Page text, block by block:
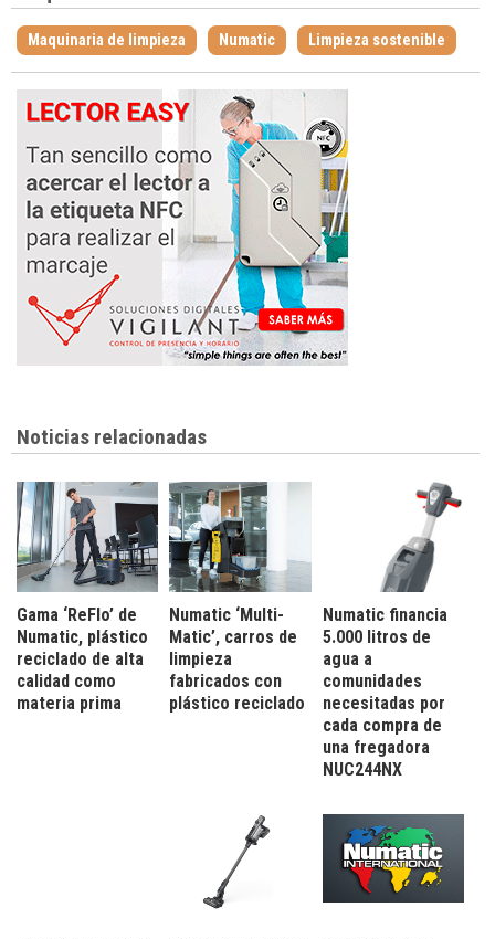
Maquinaria de limpieza Numatic Limpieza sostenible
Noticias relacionadas
Gama ‘ReFlo’ de
Numatic, plástico
reciclado de alta
calidad como
materia prima
Numatic ‘Multi-
Matic’, carros de
limpieza
fabricados con
plástico reciclado
Numatic financia
5.000 litros de
agua a
comunidades
necesitadas por
cada compra de
una fregadora
NUC244NX